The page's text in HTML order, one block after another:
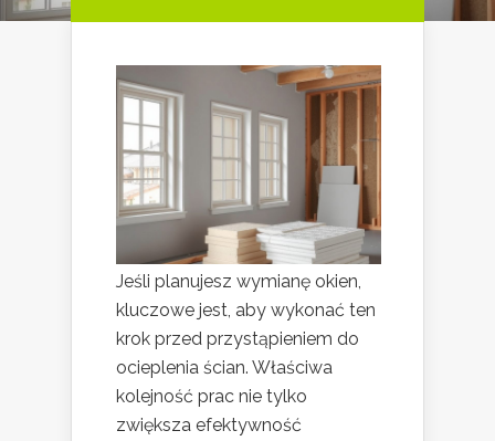
Jeśli planujesz wymianę okien,
kluczowe jest, aby wykonać ten
krok przed przystąpieniem do
ocieplenia ścian. Właściwa
kolejność prac nie tylko
zwiększa efektywność